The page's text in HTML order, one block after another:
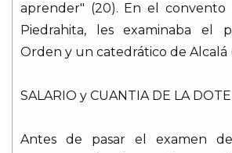
aprender" (20). En el convento
Piedrahita, les examinaba el
Orden y un catedrático de Alcalá
SALARIO y CUANTIA DE LA DOTE
Antes de pasar el examen de